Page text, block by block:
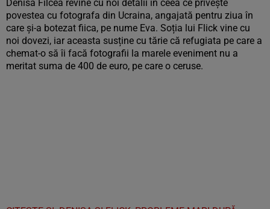
Denisa Filcea revine cu noi detalii în ceea ce privește
povestea cu fotografa din Ucraina, angajată pentru ziua în
care și-a botezat fiica, pe nume Eva. Soția lui Flick vine cu
noi dovezi, iar aceasta susține cu tărie că refugiata pe care a
chemat-o să îi facă fotografii la marele eveniment nu a
meritat suma de 400 de euro, pe care o ceruse.